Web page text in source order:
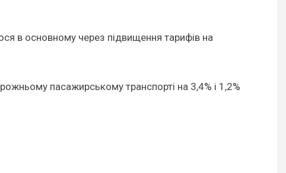
в основному через підвищення тарифів на
пасажирському транспорті на 3,4% і 1,2%